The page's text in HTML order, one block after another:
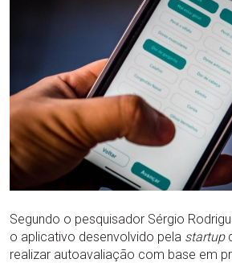
Segundo o pesquisador Sérgio
o aplicativo desenvolvido pela startup
realizar autoavaliação com base em